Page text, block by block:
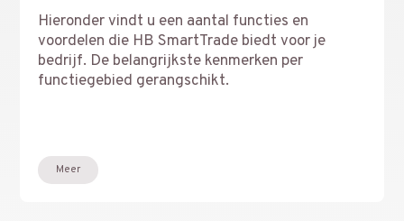
Hieronder vindt u een aantal functies en
voordelen die HB SmartTrade biedt voor je
bedrijf. De belangrijkste kenmerken per
functiegebied gerangschikt.
Meer